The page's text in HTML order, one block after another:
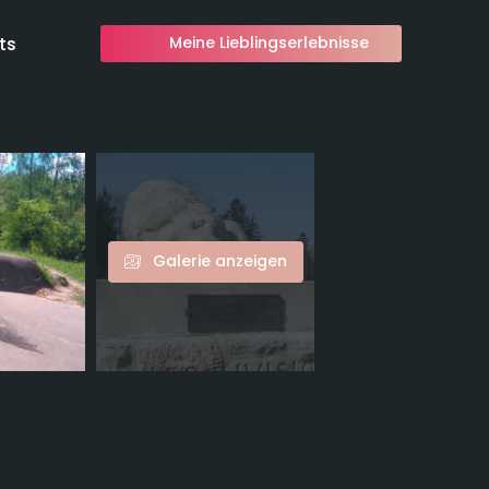
Meine Lieblingserlebnisse
Galerie anzeigen